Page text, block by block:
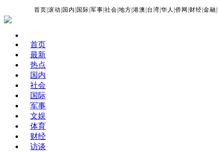
首页 |滚动 国内 国际 |军事 |社会 |地方 |港澳 台湾 |华人 |侨网 财经 |金融 |
首页
最新
热点
国内
社会
国际
军事
文娱
体育
财经
访谈